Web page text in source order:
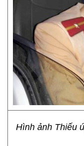
Hình ảnh Thiếu